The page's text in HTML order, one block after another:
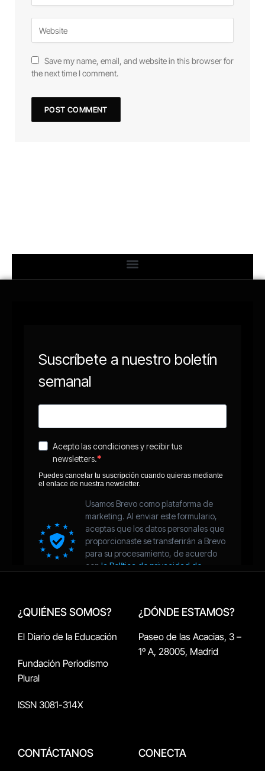
Save my name, email, and website in this browser for
the next time I comment.
¿QUIÉNES SOMOS?
El Diario de la Educación
Fundación Periodismo
Plural
ISSN 3081-314X
¿DÓNDE ESTAMOS?
Paseo de las Acacias, 3 –
1º A, 28005, Madrid
CONTÁCTANOS CONECTA